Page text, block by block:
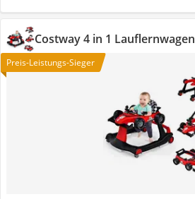
Costway 4 in 1 Lauflernwagen
Preis-Leistungs-Sieger